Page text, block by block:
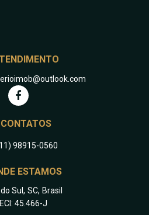
CONTATOS
98915-0560
ESTAMOS
Sul , SC, Brasil
45.466-J